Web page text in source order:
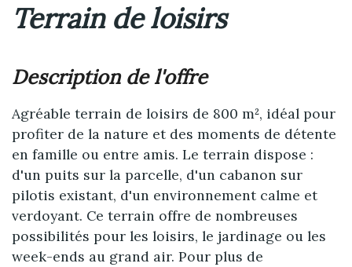
Terrain de loisirs
description de l'offre
Agréable terrain de loisirs de 800 m², idéal pour
profiter de la nature et des moments de détente
en famille ou entre amis. Le terrain dispose :
d'un puits sur la parcelle, d'un cabanon sur
pilotis existant, d'un environnement calme et
verdoyant. Ce terrain offre de nombreuses
possibilités pour les loisirs, le jardinage ou les
week-ends au grand air. Pour plus de